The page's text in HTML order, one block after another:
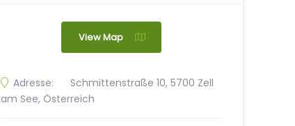
View Map
Adresse:
Schmittenstraße 10, 5700 Zell
am See, Österreich